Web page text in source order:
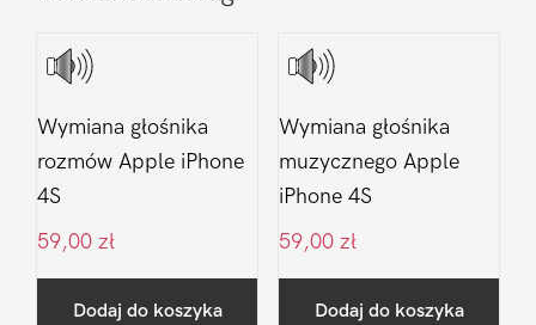
Wymiana głośnika
rozmów Apple iPhone
4S
59,00 zł
Dodaj do koszyka
Wymiana głośnika
muzycznego Apple
iPhone 4S
59,00 zł
Dodaj do koszyka